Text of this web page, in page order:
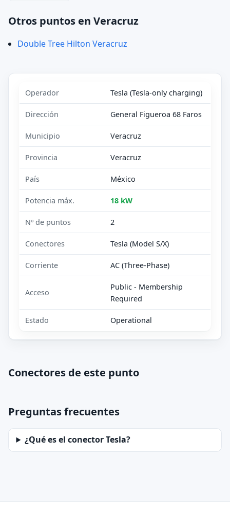
Otros puntos en Veracruz
Double Tree Hilton Veracruz
Operador Tesla (Tesla-only charging)
Dirección General Figueroa 68 Faros
Municipio Veracruz
Provincia Veracruz
País México
Potencia máx. 18 kW
Nº de puntos 2
Conectores Tesla (Model S/X)
Corriente AC (Three-Phase)
Acceso
Public - Membership
Required
Estado Operational
Conectores de este punto
Preguntas frecuentes
¿Qué es el conector Tesla?